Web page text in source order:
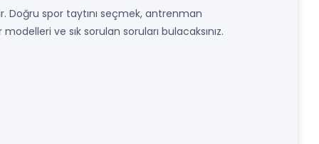
Doğru spor taytını seçmek, antrenman
ve sık sorulan soruları bulacaksınız.